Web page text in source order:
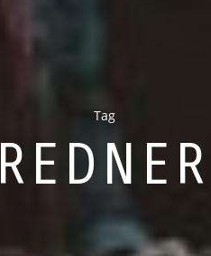
Tag
REDNER